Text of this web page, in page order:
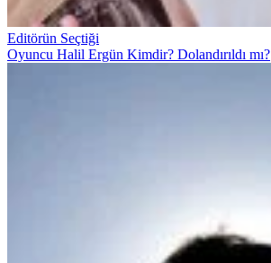
Editörün Seçtiği
Oyuncu Halil Ergün Kimdir? Dolandırıldı mı?